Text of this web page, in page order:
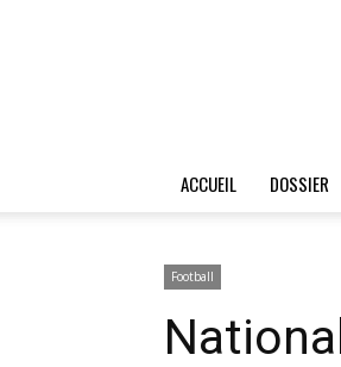
ACCUEIL DOSSIER
Football